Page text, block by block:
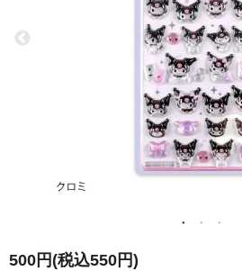
500円(税込550円)